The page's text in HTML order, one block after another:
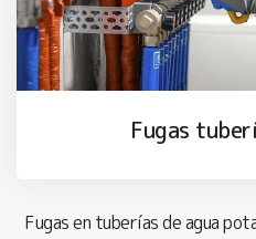
Fugas
Fugas en tuberías de agua